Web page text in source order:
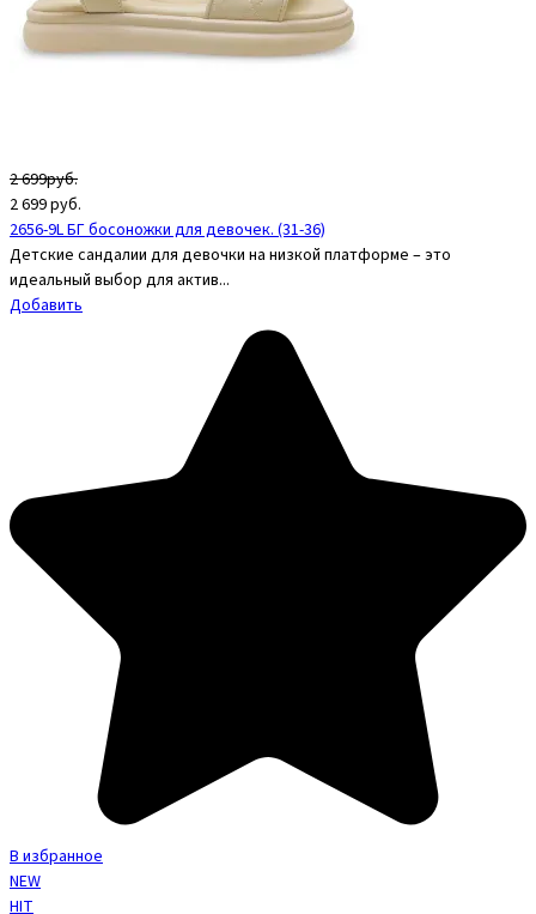
2 699руб.
2 699руб.
2656-9L БГ босоножки для девочек. (31-36)
Детские сандалии для девочки на низкой платформе – это
идеальный выбор для актив...
Добавить
В избранное
NEW
HIT